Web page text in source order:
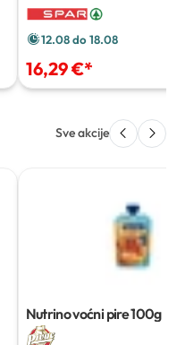
12.08 do 18.08
16,29 €*
Sve akcije
Nutrino voćni pire100g